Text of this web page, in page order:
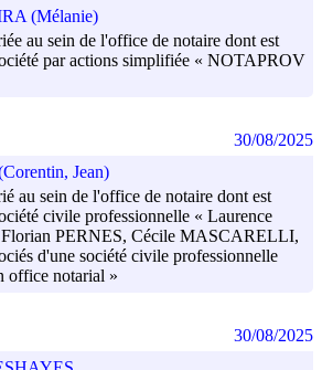
(Mélanie)
au sein de l'office de notaire dont est
par actions simplifiée « NOTAPROV
Jean)
au sein de l'office de notaire dont est
civile professionnelle « Laurence
PERNES, Cécile MASCARELLI,
d'une société civile professionnelle
office notarial »
30/08/2025
30/08/2025